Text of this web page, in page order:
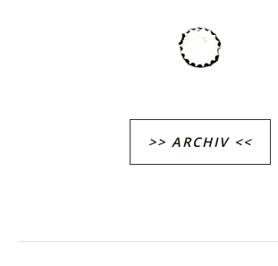
>> ARCHIV <<